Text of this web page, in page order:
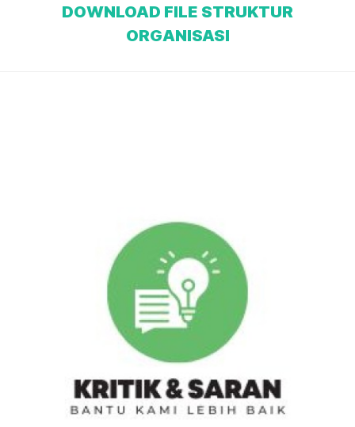
DOWNLOAD FILE STRUKTUR
ORGANISASI